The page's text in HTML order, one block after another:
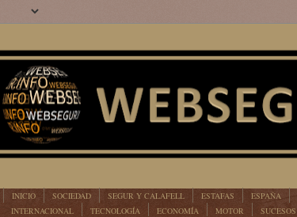
INICIO SOCIEDAD SEGUR Y CALAFELL ESTAFAS ESPAÑA
INTERNACIONAL
TECNOLOGÍA ECONOMÍA MOTOR SUCESOS